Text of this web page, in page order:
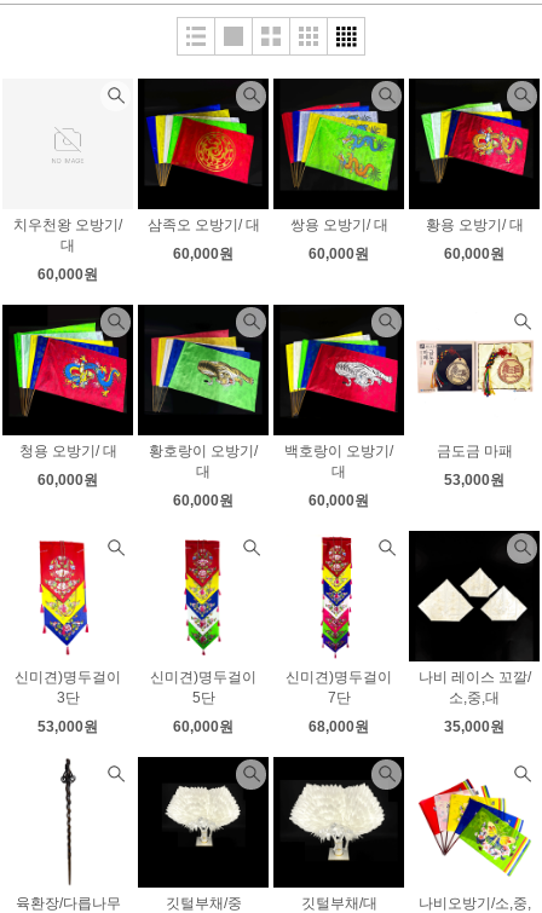
치우천왕 오방기/
대
60,000원
삼족오 오방기/ 대
60,000원
쌍용 오방기/ 대
60,000원
황용 오방기/ 대
60,000원
청용 오방기/ 대
60,000원
황호랑이 오방기/
대
60,000원
백호랑이 오방기/
대
60,000원
금도금 마패
53,000원
신미견)명두걸이
3단
53,000원
신미견)명두걸이
5단
60,000원
신미견)명두걸이
7단
68,000원
나비 레이스 꼬깔/
소,중,대
35,000원
육환장/다릅나무
깃털부채/중
깃털부채/대
나비오방기/소,중,